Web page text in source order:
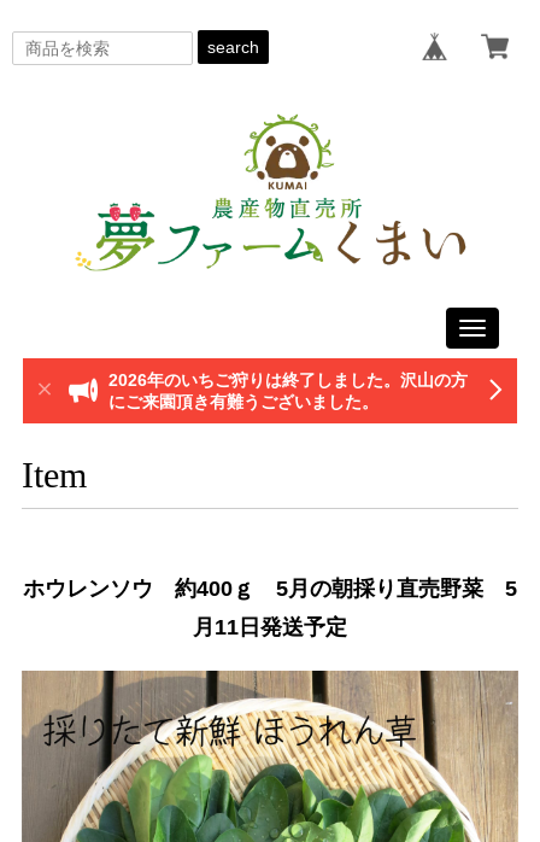
search
Toggle
2026年のいちご狩りは終了しました。沢山の方
にご来園頂き有難うございました。
Item
ホウレンソウ 約400ｇ 5月の朝採り直売野菜 5
月11日発送予定